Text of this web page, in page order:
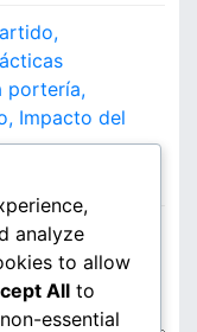
portería,
Impacto del
Required
analyze
to allow
All to
essential